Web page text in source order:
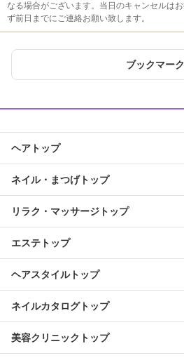
なる場合がございます。当日のキャンセルは
ず前日までにご連絡お願い致します。
ブックマー
ヘアトップ
ネイル・まつげトップ
リラク・マッサージトップ
エステトップ
ヘアスタイルトップ
ネイルカタログトップ
美容クリニックトップ